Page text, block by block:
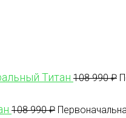
Титан 108 990₽
108 990₽